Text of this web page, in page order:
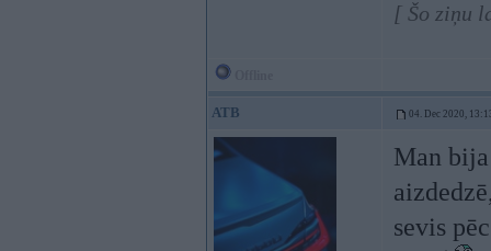
[ Šo ziņu
ATB 04. Dec 2020,
Man
sevis